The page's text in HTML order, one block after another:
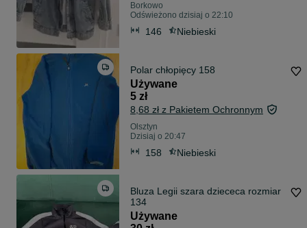
Borkowo
Odświeżono dzisiaj o 22:10
146 Niebieski
Polar chłopięcy 158
Używane
5 zł
8,68 zł z Pakietem Ochronnym
Olsztyn
Dzisiaj o 20:47
158 Niebieski
Bluza Legii szara dziececa rozmiar
134
Używane